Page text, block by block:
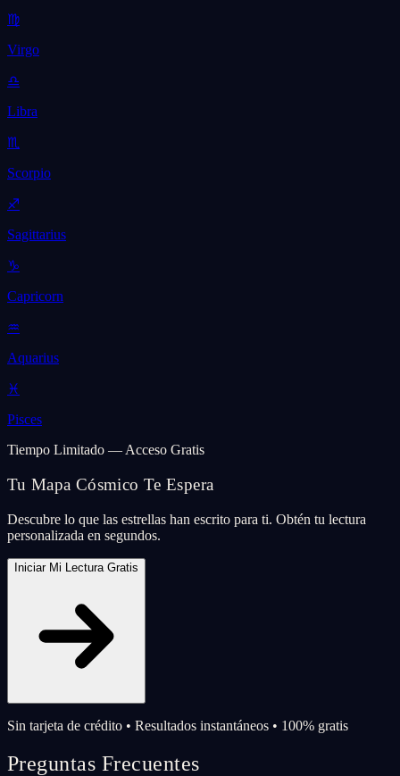
♍
Virgo
♎
Libra
♏
Scorpio
♐
Sagittarius
♑
Capricorn
♒
Aquarius
♓
Pisces
Tiempo Limitado — Acceso Gratis
Tu Mapa Cósmico Te Espera
Descubre lo que las estrellas han escrito para ti. Obtén tu lectura
personalizada en segundos.
Iniciar Mi Lectura Gratis
Sin tarjeta de crédito • Resultados instantáneos • 100% gratis
Preguntas Frecuentes